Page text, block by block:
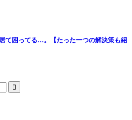
て困ってる…。【たった一つの解決策も紹